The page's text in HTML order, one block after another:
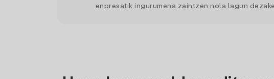
enpresatik ingurumena zaintzen nola lagun